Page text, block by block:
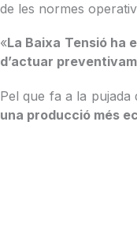
de les normes
«La Baixa Tensió ha
d’actuar
Pel que fa a la
una producció més